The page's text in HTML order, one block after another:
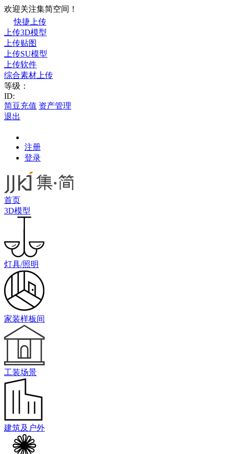
欢迎关注集简空间！
快捷上传
上传3D模型
上传贴图
上传SU模型
上传软件
综合素材上传
等级：
ID:
简豆充值 资产管理
退出
注册
登录
首页
3D模型
灯具/照明
家装样板间
工装场景
建筑及户外